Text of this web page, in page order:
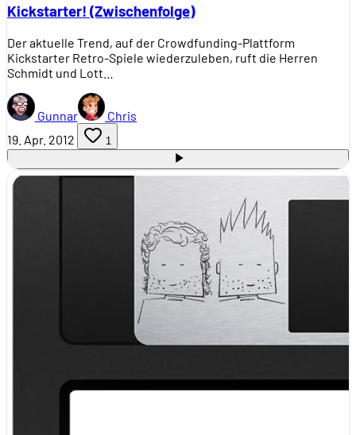
Kickstarter! (Zwischenfolge)
Der aktuelle Trend, auf der Crowdfunding-Plattform
Kickstarter Retro-Spiele wiederzuleben, ruft die Herren
Schmidt und Lott…
Gunnar
Chris
19. Apr. 2012
1